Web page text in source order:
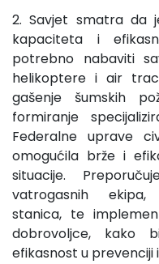
2. Savjet smatra da
kapaciteta i
potrebno nabaviti
helikoptere i air
gašenje šumskih
formiranje
Federalne uprave
omogućila brže i
situacije.
vatrogasnih ekipa,
stanica, te
dobrovoljce, kako
efikasnost u prevenciji